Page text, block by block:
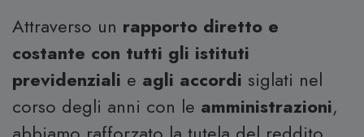
Attraverso un rapporto diretto e
costante con tutti gli istituti
previdenziali e agli accordi siglati nel
corso degli anni con le amministrazioni,